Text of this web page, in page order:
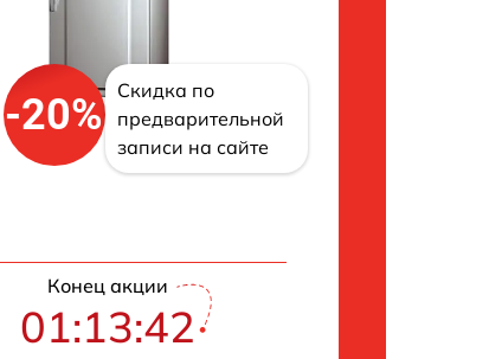
-20%
Скидка по
предварительной
записи на сайте
Конец акции
01:13:42